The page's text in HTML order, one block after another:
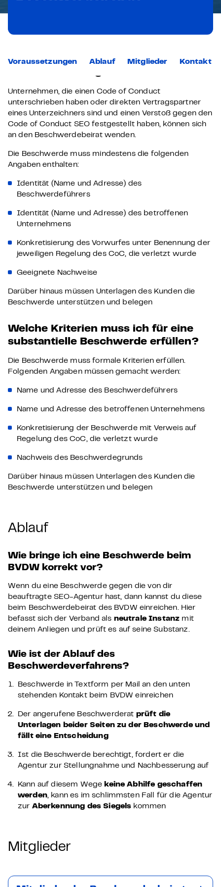
Voraussetzungen Ablauf Mitglieder Kontakt
Unternehmen, die einen Code of Conduct
unterschrieben haben oder direkten Vertragspartner
eines Unterzeichners sind und einen Verstoß gegen den
Code of Conduct SEO festgestellt haben, können sich
an den Beschwerdebeirat wenden.
Die Beschwerde muss mindestens die folgenden
Angaben enthalten:
Identität (Name und Adresse) des
Beschwerdeführers
Identität (Name und Adresse) des betroffenen
Unternehmens
Konkretisierung des Vorwurfes unter Benennung der
jeweiligen Regelung des CoC, die verletzt wurde
Geeignete Nachweise
Darüber hinaus müssen Unterlagen des Kunden die
Beschwerde unterstützen und belegen
Welche Kriterien muss ich für eine
substantielle Beschwerde erfüllen?
Die Beschwerde muss formale Kriterien erfüllen.
Folgenden Angaben müssen gemacht werden:
Name und Adresse des Beschwerdeführers
Name und Adresse des betroffenen Unternehmens
Konkretisierung der Beschwerde mit Verweis auf
Regelung des CoC, die verletzt wurde
Nachweis des Beschwerdegrunds
Darüber hinaus müssen Unterlagen des Kunden die
Beschwerde unterstützen und belegen
Ablauf
Wie bringe ich eine Beschwerde beim
BVDW korrekt vor?
Wenn du eine Beschwerde gegen die von dir
beauftragte SEO-Agentur hast, dann kannst du diese
beim Beschwerdebeirat des BVDW einreichen. Hier
befasst sich der Verband als neutrale Instanz mit
deinem Anliegen und prüft es auf seine Substanz.
Wie ist der Ablauf des
Beschwerdeverfahrens?
Beschwerde in Textform per Mail an den unten
stehenden Kontakt beim BVDW einreichen
Der angerufene Beschwerderat prüft die
Unterlagen beider Seiten zu der Beschwerde und
fällt eine Entscheidung
Ist die Beschwerde berechtigt, fordert er die
Agentur zur Stellungnahme und Nachbesserung auf
Kann auf diesem Wege keine Abhilfe geschaffen
werden, kann es im schlimmsten Fall für die Agentur
zur Aberkennung des Siegels kommen
Mitglieder